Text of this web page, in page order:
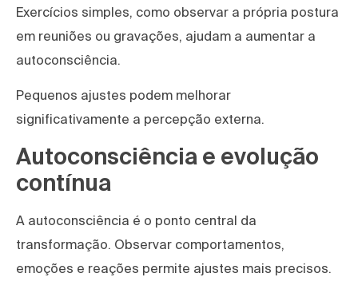
Exercícios simples, como observar a própria postura
em reuniões ou gravações, ajudam a aumentar a
autoconsciência.
Pequenos ajustes podem melhorar
significativamente a percepção externa.
Autoconsciência e evolução
contínua
A autoconsciência é o ponto central da
transformação. Observar comportamentos,
emoções e reações permite ajustes mais precisos.